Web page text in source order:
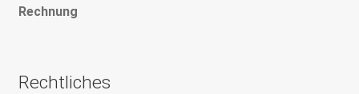
Rechnung
Rechtliches